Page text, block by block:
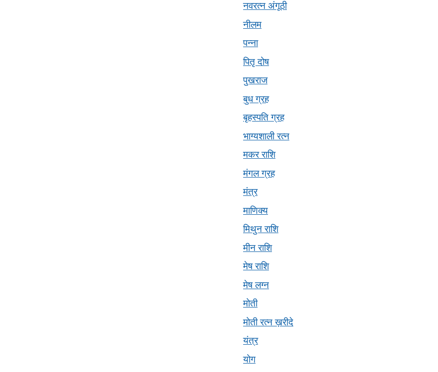
नवरत्न अंगूठी
नीलम
पन्ना
पितृ दोष
पुखराज
बुध ग्रह
बृहस्पति ग्रह
भाग्यशाली रत्न
मकर राशि
मंगल ग्रह
मंत्र
माणिक्य
मिथुन राशि
मीन राशि
मेष राशि
मेष लग्न
मोती
मोती रत्न ख़रीदे
यंत्र
योग